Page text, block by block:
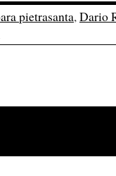
pietrasanta,Dario